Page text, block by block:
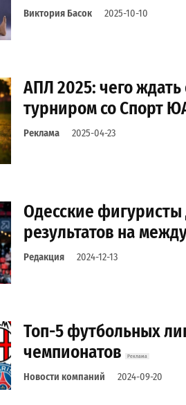
Виктория Басок 2025-10-10
АПЛ 2025: чего
турниром со Спорт
Реклама 2025-04-23
Одесские фигуристы
результатов на
Редакция 2024-12-13
Топ-5 футбольных
чемпионатов
Новости компаний 2024-09-20